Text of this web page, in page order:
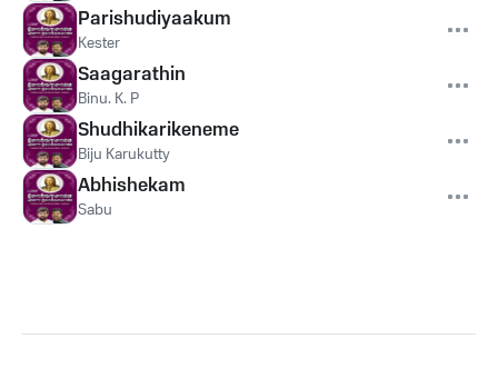
Parishudiyaakum
Kester
Saagarathin
Binu. K. P
Shudhikarikeneme
Biju Karukutty
Abhishekam
Sabu